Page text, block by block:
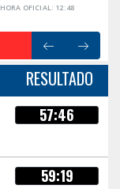
HORA OFICIAL: 12:48
RESULTADO
57:46
59:19